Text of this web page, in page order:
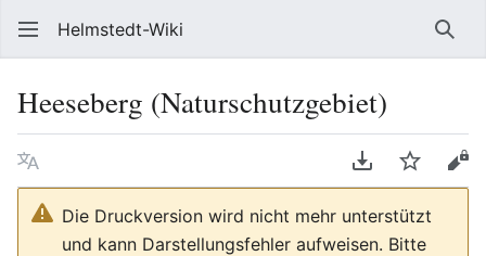
Helmstedt-Wiki
Heeseberg (Naturschutzgebiet)
Sprache PDF
Die Druckversion wird nicht mehr unterstützt
und kann Darstellungsfehler aufweisen. Bitte